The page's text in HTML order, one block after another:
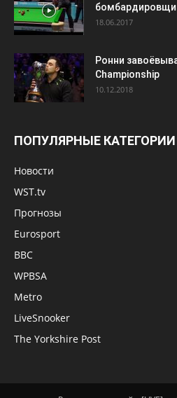
18.06.2017
Ронни
Championship
10.12.2018
ПОПУЛЯРНЫЕ КАТЕГОРИИ
Новости
WST.tv
Прогнозы
Eurosport
BBC
WPBSA
Metro
LiveSnooker
The Yorkshire Post